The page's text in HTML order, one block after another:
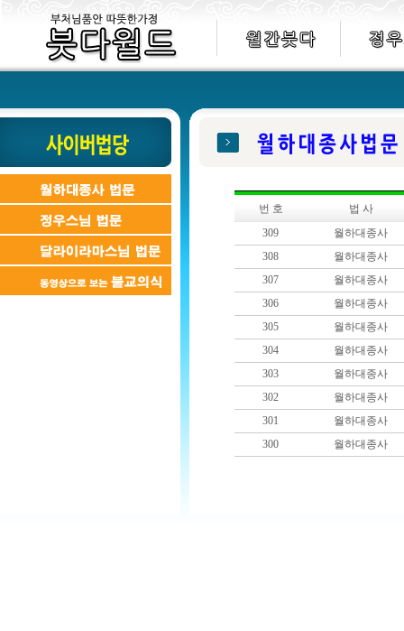
번 호
법 사
309
월하대종사
308
월하대종사
307
월하대종사
306
월하대종사
305
월하대종사
304
월하대종사
303
월하대종사
302
월하대종사
301
월하대종사
300
월하대종사